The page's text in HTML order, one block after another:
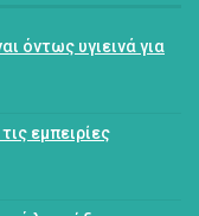
όντως υγιεινά για
εμπειρίες